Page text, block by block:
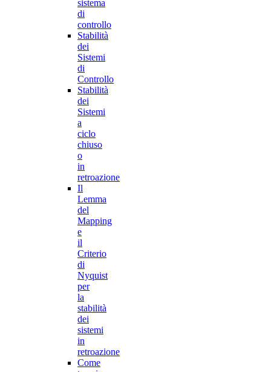
sistema
di
controllo
Stabilità
dei
Sistemi
di
Controllo
Stabilità
dei
Sistemi
a
ciclo
chiuso
o
in
retroazione
Il
Lemma
del
Mapping
e
il
Criterio
di
Nyquist
per
la
stabilità
dei
sistemi
in
retroazione
Come